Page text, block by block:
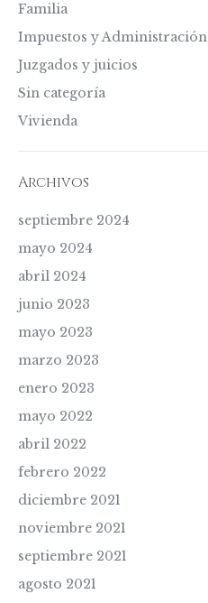
Familia
Impuestos y Administración
Juzgados y juicios
Sin categoría
Vivienda
Archivos
septiembre 2024
mayo 2024
abril 2024
junio 2023
mayo 2023
marzo 2023
enero 2023
mayo 2022
abril 2022
febrero 2022
diciembre 2021
noviembre 2021
septiembre 2021
agosto 2021